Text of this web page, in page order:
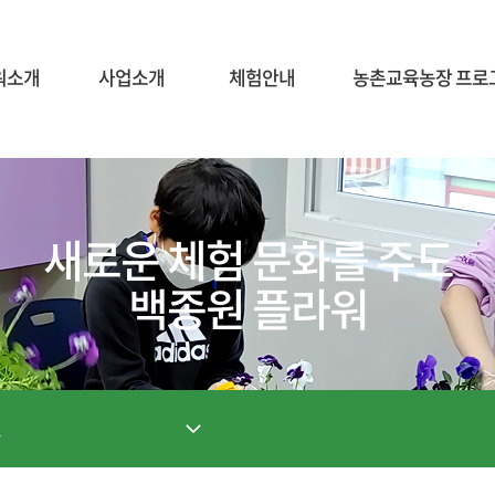
소개 사업소개 체험안내 농촌교육농장 프로
새로운 체험 문화를 주도
백종원 플라워